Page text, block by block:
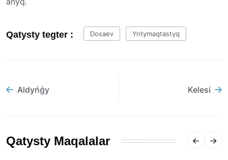
Qatysty tegter : Dosaev Yntymaqtastyq
Aldyńǵy Kelesi
Qatysty Maqalalar